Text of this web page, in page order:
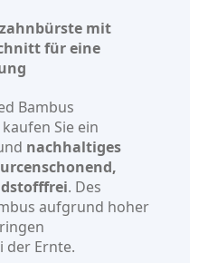
mit
für eine
Bambus
Sie ein
nachhaltiges
. Des
aufgrund hoher
der Ernte.